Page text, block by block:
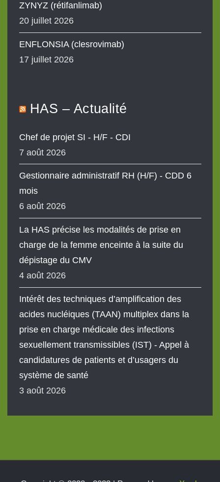
ZYNYZ (rétifanlimab)
20 juillet 2026
ENFLONSIA (clesrovimab)
17 juillet 2026
HAS – Actualité
Chef de projet SI - H/F - CDI
7 août 2026
Gestionnaire administratif RH (H/F) - CDD 6
mois
6 août 2026
La HAS précise les modalités de prise en
charge de la femme enceinte à la suite du
dépistage du CMV
4 août 2026
Intérêt des techniques d’amplification des
acides nucléiques (TAAN) multiplex dans la
prise en charge médicale des infections
sexuellement transmissibles (IST) - Appel à
candidatures de patients et d’usagers du
système de santé
3 août 2026